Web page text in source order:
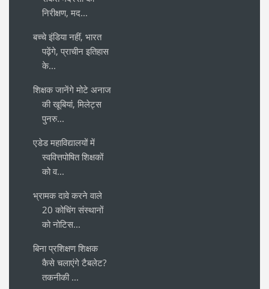
निरीक्षण, मद...
बच्चे इंडिया नहीं, भारत
पढ़ेंगे, प्राचीन इतिहास
के...
शिक्षक जानेंगे मोटे अनाज
की खूबियां, मिलेट्स
पुनरु...
एडेड महाविद्यालयों में
स्ववित्तपोषित शिक्षकों
को व...
भ्रामक दावे करने वाले
20 कोचिंग संस्थानों
को नोटिस...
बिना प्रशिक्षण शिक्षक
कैसे चलाएंगे टैबलेट?
तकनीकी ...